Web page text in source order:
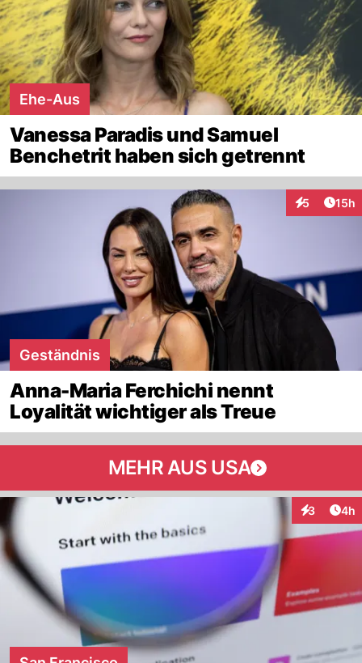
Ehe-Aus
Vanessa Paradis und Samuel
Benchetrit haben sich getrennt
5
Interaktionen
15h
Geständnis
Anna-Maria Ferchichi nennt
Loyalität wichtiger als Treue
MEHR AUS USA
3 4h